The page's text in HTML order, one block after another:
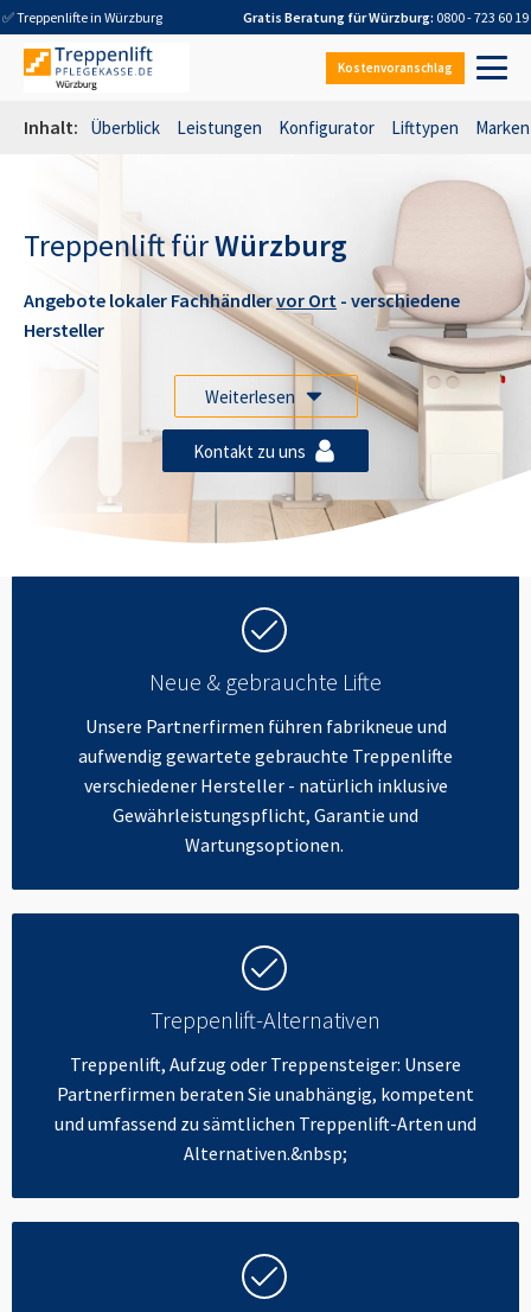
✅ Treppenlifte in Würzburg Gratis Beratung fürWürzburg: 0800 - 723 60 19
Kostenvoranschlag
Inhalt: Überblick Leistungen Konfigurator Lifttypen Marken
Treppenlift fürWürzburg
Angebote lokaler Fachhändlervor Ort - verschiedene
Hersteller
Weiterlesen
Kontakt zu uns
Neue & gebrauchte Lifte
Unsere Partnerfirmen führen fabrikneue und
aufwendig gewartete gebrauchte Treppenlifte
verschiedener Hersteller - natürlich inklusive
Gewährleistungspflicht, Garantie und
Wartungsoptionen.
Treppenlift-Alternativen
Treppenlift, Aufzug oder Treppensteiger: Unsere
Partnerfirmen beraten Sie unabhängig, kompetent
und umfassend zu sämtlichen Treppenlift-Arten und
Alternativen.&nbsp;